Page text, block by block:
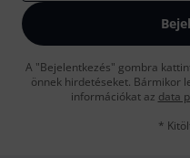
A "Bejelentkezés" gombra
önnek hirdetéseket. Bármikor
információkat az data
*